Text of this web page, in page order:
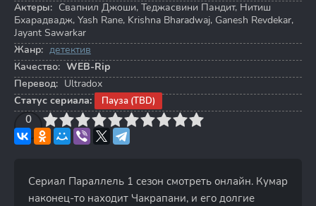
Актеры: Свапнил Джоши, Теджасвини Пандит, Нитиш
Бхарадвадж, Yash Rane, Krishna Bharadwaj, Ganesh Revdekar,
Jayant Sawarkar
Жанр: детектив
Качество: WEB-Rip
Перевод: Ultradox
Статус сериала:
Пауза (TBD)
0
4 6 7 8 9 10
Сериал Параллель 1 сезон смотреть онлайн. Кумар
наконец-то находит Чакрапани, и его долгие